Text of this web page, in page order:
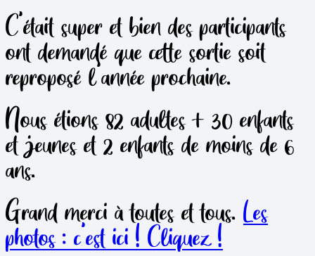
C’était super et bien des participants
ont demandé que cette sortie soit
reproposé l’année prochaine.
Nous étions 82 adultes + 30 enfants
et jeunes et 2 enfants de moins de 6
ans.
Grand merci à toutes et tous. Les
photos : c’est ici ! Cliquez !